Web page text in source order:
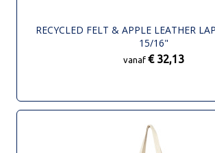
RECYCLED FELT & APPLE LEATHER
15/16"
vanaf € 32,13